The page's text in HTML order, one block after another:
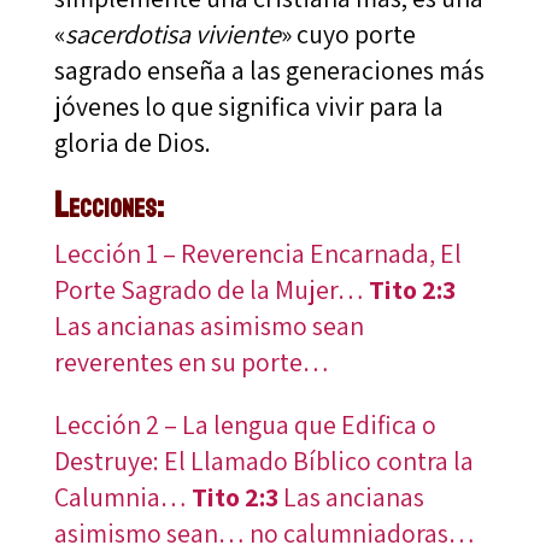
«sacerdotisa viviente» cuyo porte
sagrado enseña a las generaciones más
jóvenes lo que significa vivir para la
gloria de Dios.
Lecciones:
Lección 1 – Reverencia Encarnada, El
Porte Sagrado de la Mujer… Tito 2:3
Las ancianas asimismo sean
reverentes en su porte…
Lección 2 – La lengua que Edifica o
Destruye: El Llamado Bíblico contra la
Calumnia… Tito 2:3 Las ancianas
asimismo sean… no calumniadoras…